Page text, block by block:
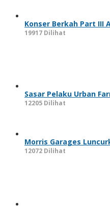
Konser Berkah Part III
19917 Dilihat
Sasar Pelaku Urban
12205 Dilihat
Morris Garages
12072 Dilihat